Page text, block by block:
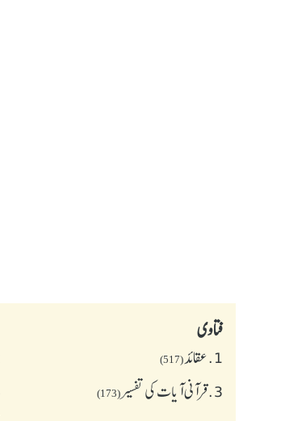
فتاوی
1. عقائد(517)
3. قرآنی آیات کی تفسیر(173)